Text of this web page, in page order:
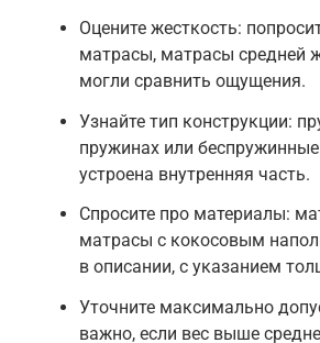
Оцените жесткость:
матрасы, матрасы средней
могли сравнить ощущения.
Узнайте тип конструкции:
пружинах или
устроена внутренняя часть.
Спросите про материалы:
матрасы с кокосовым
в описании, с указанием
Уточните максимально
важно, если вес выше